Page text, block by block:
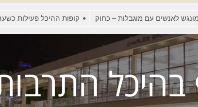
עם מוגבלות – כחוק קופות ההיכל פעילות כשעה לפני